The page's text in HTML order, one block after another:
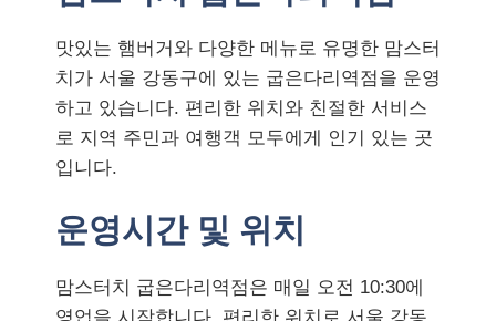
맛있는 햄버거와 다양한 메뉴로 유명한 맘스터
치가 서울 강동구에 있는 굽은다리역점을 운영
하고 있습니다. 편리한 위치와 친절한 서비스
로 지역 주민과 여행객 모두에게 인기 있는 곳
입니다.
운영시간 및 위치
맘스터치 굽은다리역점은 매일 오전 10:30에